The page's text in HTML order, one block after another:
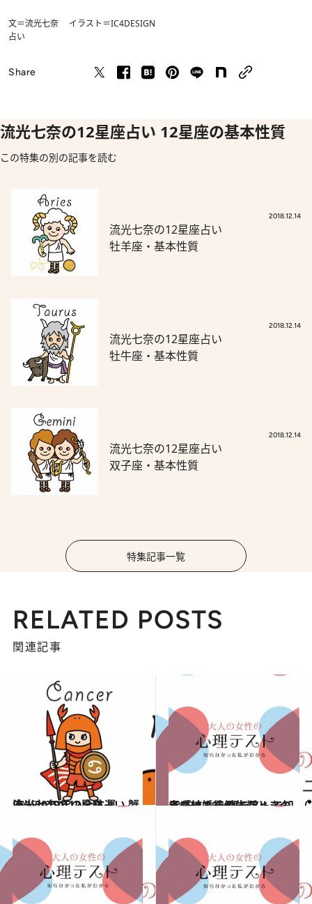
文＝流光七奈 イラスト＝IC4DESIGN
占い
Share
流光七奈の12星座占い 12星座の基本性質
この特集の別の記事を読む
2018.12.14
流光七奈の12星座占い
牡羊座・基本性質
2018.12.14
流光七奈の12星座占い
牡牛座・基本性質
2018.12.14
流光七奈の12星座占い
双子座・基本性質
特集記事一覧
RELATED POSTS
関連記事
2018.12.14
流光七奈の12星座占い 蟹座・2019年の全体運
占い 2018.12.8
赤ちゃんを触ったときの反応は？ 心理テストで知る「結婚後の生活」
占い